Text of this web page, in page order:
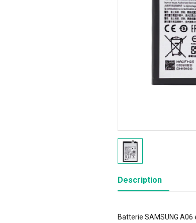
Description
Batterie SAMSUNG